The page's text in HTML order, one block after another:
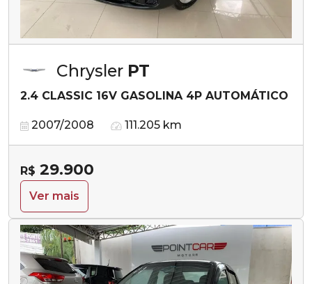
Chrysler PT
2.4 CLASSIC 16V GASOLINA 4P AUTOMÁTICO
2007/2008 111.205 km
R$ 29.900
Ver mais